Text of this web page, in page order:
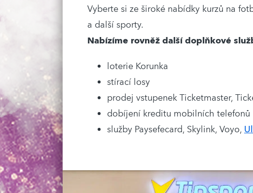
Vyberte si ze široké nabídky kurzů na
a další sporty.
Nabízíme rovněž další doplňkové
loterie Korunka
stírací losy
prodej vstupenek Ticketmaster,
dobíjení kreditu mobilních telefonů
služby Paysefecard, Skylink, Voyo,